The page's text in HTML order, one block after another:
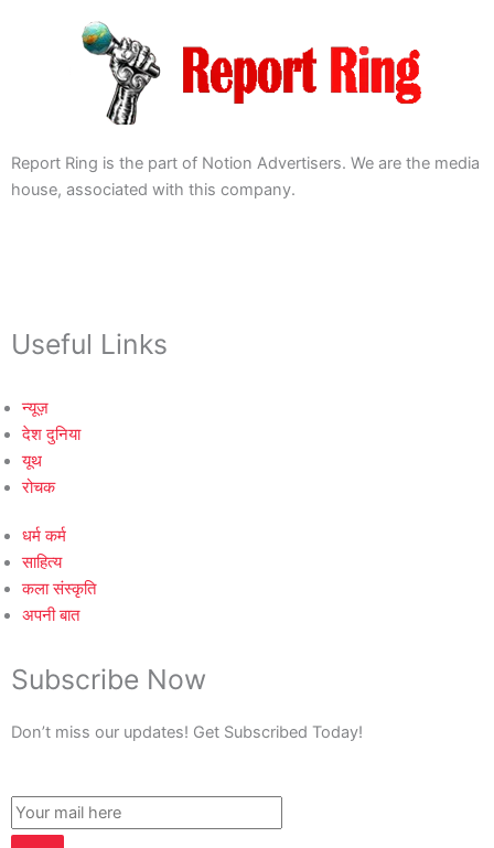
Report Ring is the part of Notion Advertisers. We are the media
house, associated with this company.
Useful Links
न्यूज़
देश दुनिया
यूथ
रोचक
धर्म कर्म
साहित्य
कला संस्कृति
अपनी बात
Subscribe Now
Don’t miss our updates! Get Subscribed Today!